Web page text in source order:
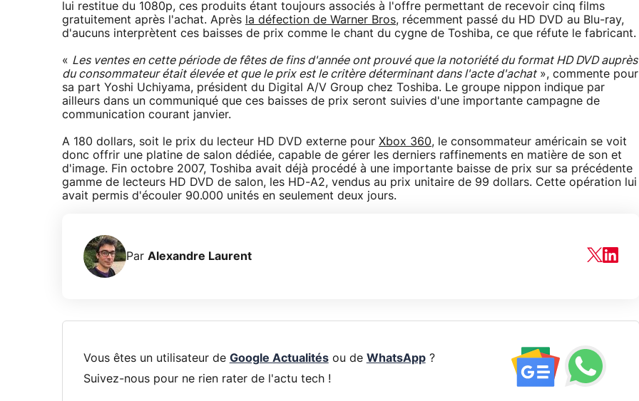
lui restitue du 1080p, ces produits étant toujours associés à l'offre permettant de recevoir cinq films
gratuitement après l'achat. Après la défection de Warner Bros, récemment passé du HD DVD au Blu-ray,
d'aucuns interprètent ces baisses de prix comme le chant du cygne de Toshiba, ce que réfute le fabricant.
« Les ventes en cette période de fêtes de fins d'année ont prouvé que la notoriété du format HD DVD auprès
du consommateur était élevée et que le prix est le critère déterminant dans l'acte d'achat», commente pour
sa part Yoshi Uchiyama, président du Digital A/V Group chez Toshiba. Le groupe nippon indique par
ailleurs dans un communiqué que ces baisses de prix seront suivies d'une importante campagne de
communication courant janvier.
A 180 dollars, soit le prix du lecteur HD DVD externe pour Xbox 360, le consommateur américain se voit
donc offrir une platine de salon dédiée, capable de gérer les derniers raffinements en matière de son et
d'image. Fin octobre 2007, Toshiba avait déjà procédé à une importante baisse de prix sur sa précédente
gamme de lecteurs HD DVD de salon, les HD-A2, vendus au prix unitaire de 99 dollars. Cette opération lui
avait permis d'écouler 90.000 unités en seulement deux jours.
Par Alexandre Laurent
Vous êtes un utilisateur de Google Actualitésou de WhatsApp?
Suivez-nous pour ne rien rater de l'actu tech !